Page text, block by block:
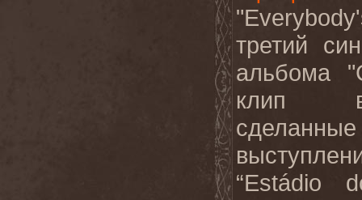
"Everybody'
третий
альбома "
клип
“Estádio